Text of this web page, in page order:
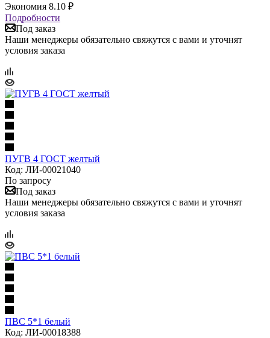
Экономия 8.10 ₽
Подробности
Под заказ
Наши менеджеры обязательно свяжутся с вами и уточнят
условия заказа
ПУГВ 4 ГОСТ желтый
Код: ЛИ-00021040
По запросу
Под заказ
Наши менеджеры обязательно свяжутся с вами и уточнят
условия заказа
ПВС 5*1 белый
Код: ЛИ-00018388